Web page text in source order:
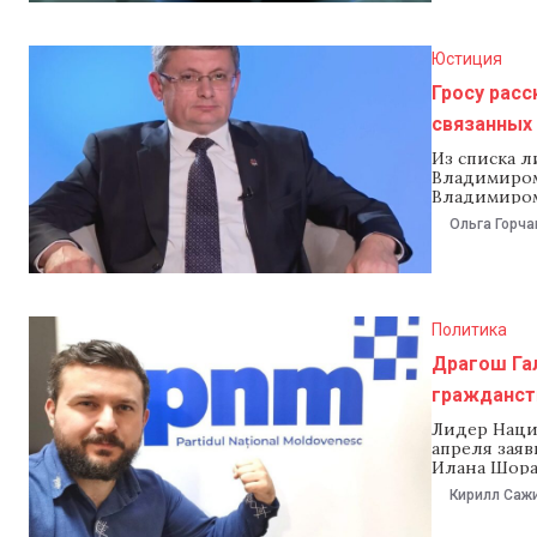
Юстиция
Гросу
Из списка
сентября
Ольга
Политика
Драгош
Лидер
апреля
Илана Шора
года
Кирилл